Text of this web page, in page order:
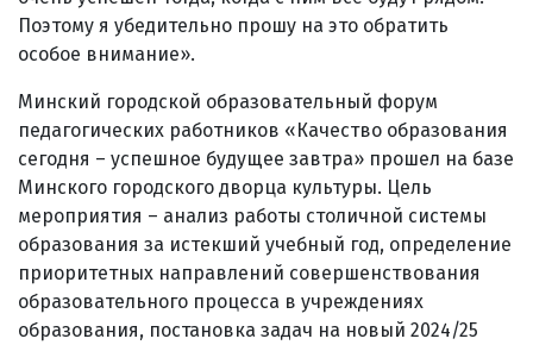
Поэтому я убедительно прошу на это обратить
особое внимание».
Минский городской образовательный форум
педагогических работников «Качество образования
сегодня – успешное будущее завтра» прошел на базе
Минского городского дворца культуры. Цель
мероприятия – анализ работы столичной системы
образования за истекший учебный год, определение
приоритетных направлений совершенствования
образовательного процесса в учреждениях
образования, постановка задач на новый 2024/25